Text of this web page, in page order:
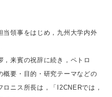
当領事をはじめ，九州大学内外
来賓の祝辞に続き，ペトロ
概要・目的・研究テーマなどの
ニス所長は，「I2CNERでは，